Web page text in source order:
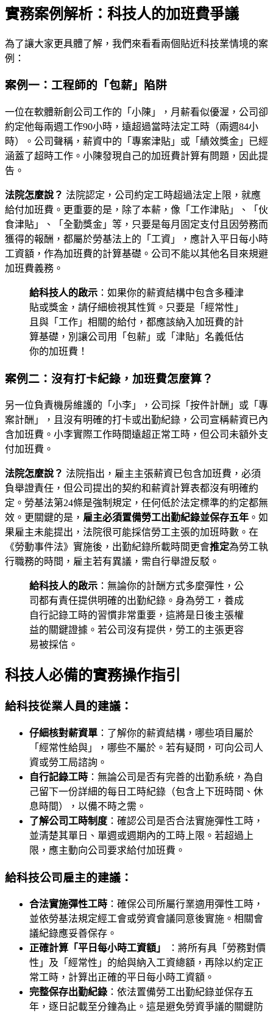
實務案例解析：科技人的加班費爭議
為了讓大家更具體了解，我們來看看兩個貼近科技業情境的案
例：
案例一：工程師的「包薪」陷阱
一位在軟體新創公司工作的「小陳」，月薪看似優渥，公司卻
約定他每兩週工作90小時，遠超過當時法定工時（兩週84小
時）。公司聲稱，薪資中的「專案津貼」或「績效獎金」已經
涵蓋了超時工作。小陳發現自己的加班費計算有問題，因此提
告。
法院怎麼說？ 法院認定，公司約定工時超過法定上限，就應
給付加班費。更重要的是，除了本薪，像「工作津貼」、「伙
食津貼」、「全勤獎金」等，只要是每月固定支付且因勞務而
獲得的報酬，都屬於勞基法上的「工資」，應計入平日每小時
工資額，作為加班費的計算基礎。公司不能以其他名目來規避
加班費義務。
給科技人的啟示 ：如果你的薪資結構中包含多種津
貼或獎金，請仔細檢視其性質。只要是「經常性」
且與「工作」相關的給付，都應該納入加班費的計
算基礎，別讓公司用「包薪」或「津貼」名義低估
你的加班費！
案例二：沒有打卡紀錄，加班費怎麼算？
另一位負責機房維護的「小李」，公司採「按件計酬」或「專
案計酬」，且沒有明確的打卡或出勤紀錄，公司宣稱薪資已內
含加班費。小李實際工作時間遠超正常工時，但公司未額外支
付加班費。
法院怎麼說？ 法院指出，雇主主張薪資已包含加班費，必須
負舉證責任，但公司提出的契約和薪資計算表都沒有明確約
定。勞基法第24條是強制規定，任何低於法定標準的約定都無
效。更關鍵的是， 雇主必須置備勞工出勤紀錄並保存五年 。如
果雇主未能提出，法院很可能採信勞工主張的加班時數。在
《勞動事件法》實施後，出勤紀錄所載時間更會推定為勞工執
行職務的時間，雇主若有異議，需自行舉證反駁。
給科技人的啟示 ：無論你的計酬方式多麼彈性，公
司都有責任提供明確的出勤紀錄。身為勞工，養成
自行記錄工時的習慣非常重要，這將是日後主張權
益的關鍵證據。若公司沒有提供，勞工的主張更容
易被採信。
科技人必備的實務操作指引
給科技從業人員的建議：
仔細核對薪資單 ：了解你的薪資結構，哪些項目屬於
「經常性給與」，哪些不屬於。若有疑問，可向公司人
資或勞工局諮詢。
自行記錄工時 ：無論公司是否有完善的出勤系統，為自
己留下一份詳細的每日工時紀錄（包含上下班時間、休
息時間），以備不時之需。
了解公司工時制度 ：確認公司是否合法實施彈性工時，
並清楚其單日、單週或週期內的工時上限。若超過上
限，應主動向公司要求給付加班費。
給科技公司雇主的建議：
合法實施彈性工時 ：確保公司所屬行業適用彈性工時，
並依勞基法規定經工會或勞資會議同意後實施。相關會
議紀錄應妥善保存。
正確計算「平日每小時工資額」
：將所有具「勞務對價
性」及「經常性」的給與納入工資總額，再除以約定正
常工時，計算出正確的平日每小時工資額。
完整保存出勤紀錄 ：依法置備勞工出勤紀錄並保存五
年，逐日記載至分鐘為止。這是避免勞資爭議的關鍵防